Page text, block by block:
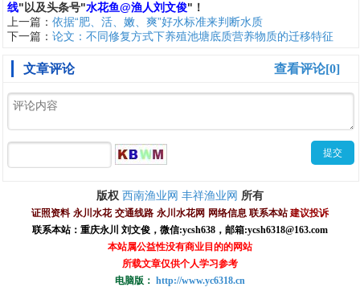
线" 以及头条号"水花鱼@渔人刘文俊"！
上一篇： 依据“肥、活、嫩、爽”好水标准来判断水质
下一篇： 论文：不同修复方式下养殖池塘底质营养物质的迁移特征
查看评论[0]
文章评论
版权 西南渔业网 丰祥渔业网 所有
证照资料 永川水花 交通线路 永川水花网 网络信息 联系本站 建议投诉
联系本站：重庆永川 刘文俊， 微信:ycsh638 ， 邮箱:ycsh6318@163.com
本站属公益性没有商业目的的网站
所载文章仅供个人学习参考
电脑版： http://www.yc6318.cn